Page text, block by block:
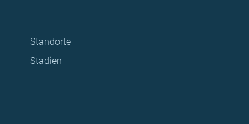
Standorte
Stadien